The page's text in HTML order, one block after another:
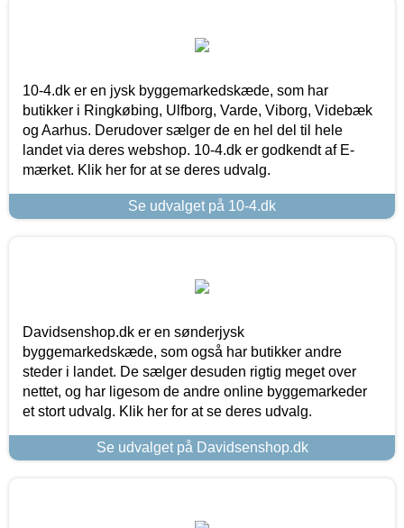
10-4.dk er en jysk byggemarkedskæde, som har
butikker i Ringkøbing, Ulfborg, Varde, Viborg, Videbæk
og Aarhus. Derudover sælger de en hel del til hele
landet via deres webshop. 10-4.dk er godkendt af E-
mærket. Klik her for at se deres udvalg.
Se udvalget på 10-4.dk
Davidsenshop.dk er en sønderjysk
byggemarkedskæde, som også har butikker andre
steder i landet. De sælger desuden rigtig meget over
nettet, og har ligesom de andre online byggemarkeder
et stort udvalg. Klik her for at se deres udvalg.
Se udvalget på Davidsenshop.dk